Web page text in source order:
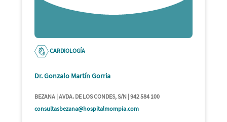
CARDIOLOGÍA
Dr. Gonzalo Martín Gorria
BEZANA | AVDA. DE LOS CONDES, S/N | 942 584 100
consultasbezana@hospitalmompia.com